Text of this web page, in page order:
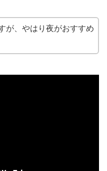
が、やはり夜がおすすめ